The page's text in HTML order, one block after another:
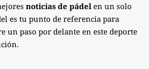
noticias de pádel en un solo
es tu punto de referencia para
un paso por delante en este deporte